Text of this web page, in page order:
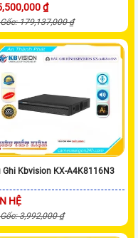
₫
179,137,000 ₫
Ghi Kbvision KX-A4K8116N3
HỆ
3,992,000 ₫